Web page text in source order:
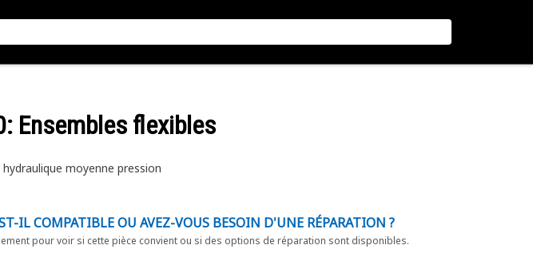
: Ensembles flexibles
moyenne pression
IL COMPATIBLE OU AVEZ-VOUS BESOIN D'UNE RÉPARATION ?
pour voir si cette pièce convient ou si des options de réparation sont disponibles.